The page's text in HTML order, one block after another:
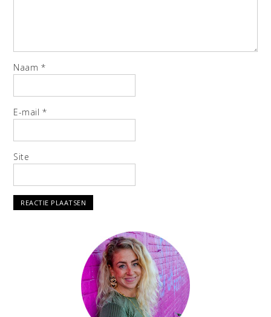
Naam *
E-mail *
Site